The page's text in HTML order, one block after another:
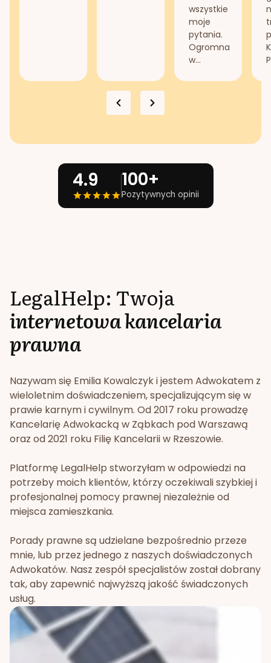
wszystkie
moje
pytania.
Ogromna
w...
4.9 100+
Pozytywnych opinii
LegalHelp: Twoja
internetowa kancelaria
prawna
Nazywam się Emilia Kowalczyk i jestem Adwokatem z
wieloletnim doświadczeniem, specjalizującym się w
prawie karnym i cywilnym. Od 2017 roku prowadzę
Kancelarię Adwokacką w Ząbkach pod Warszawą
oraz od 2021 roku Filię Kancelarii w Rzeszowie.
Platformę LegalHelp stworzyłam w odpowiedzi na
potrzeby moich klientów, którzy oczekiwali szybkiej i
profesjonalnej pomocy prawnej niezależnie od
miejsca zamieszkania.
Porady prawne są udzielane bezpośrednio przeze
mnie, lub przez jednego z naszych doświadczonych
Adwokatów. Nasz zespół specjalistów został dobrany
tak, aby zapewnić najwyższą jakość świadczonych
usług.